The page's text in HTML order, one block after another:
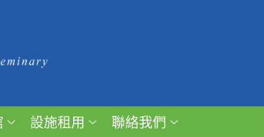
設施租用 聯絡我們